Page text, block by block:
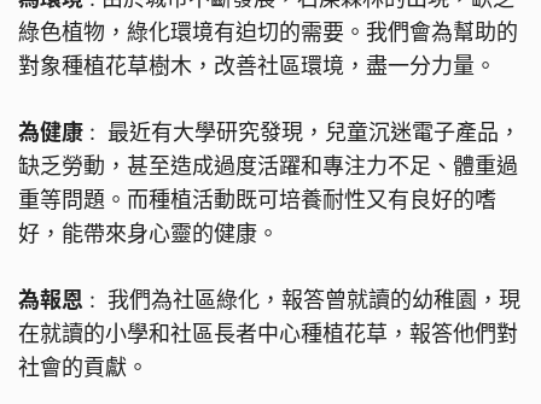
綠色植物，綠化環境有迫切的需要。我們會為幫助的
對象種植花草樹木，改善社區環境，盡一分力量。
為健康 : 最近有大學研究發現，兒童沉迷電子產品，
缺乏勞動，甚至造成過度活躍和專注力不足、體重過
重等問題。而種植活動既可培養耐性又有良好的嗜
好，能帶來身心靈的健康。
為報恩 : 我們為社區綠化，報答曾就讀的幼稚園，現
在就讀的小學和社區長者中心種植花草，報答他們對
社會的貢獻。